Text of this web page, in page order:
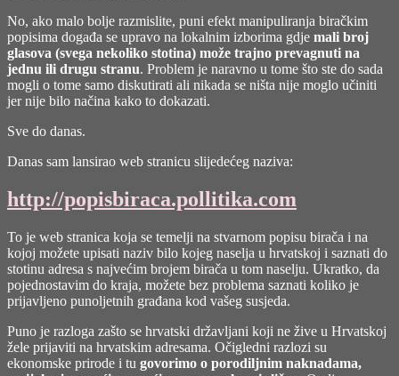
popisima
No, ako malo bolje razmislite, puni efekt manipuliranja biračkim
popisima događa se upravo na lokalnim izborima gdje mali broj
glasova (svega nekoliko stotina) može trajno prevagnuti na
jednu ili drugu stranu. Problem je naravno u tome što ste do sada
mogli o tome samo diskutirati ali nikada se ništa nije moglo učiniti
jer nije bilo načina kako to dokazati.
Sve do danas.
Danas sam lansirao web stranicu slijedećeg naziva:
http://popisbiraca.pollitika.com
To je web stranica koja se temelji na stvarnom popisu birača i na
kojoj možete upisati naziv bilo kojeg naselja u hrvatskoj i saznati do
stotinu adresa s najvećim brojem birača u tom naselju. Ukratko, da
pojednostavim do kraja, možete bez problema saznati koliko je
prijavljeno punoljetnih građana kod vašeg susjeda.
Puno je razloga zašto se hrvatski državljani koji ne žive u Hrvatskoj
žele prijaviti na hrvatskim adresama. Očigledni razlozi su
ekonomske prirode i tu govorimo o porodiljnim naknadama,